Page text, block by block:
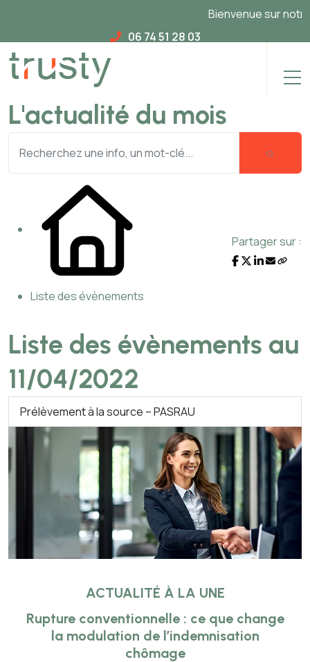
Bienvenue sur notre
06 74 51 28 03
L'actualité du mois
Liste des évènements
Partager sur :
Liste des évènements au
11/04/2022
Prélèvement à la source – PASRAU
ACTUALITÉ À LA UNE
Rupture conventionnelle : ce que change
la modulation de l’indemnisation
chômage